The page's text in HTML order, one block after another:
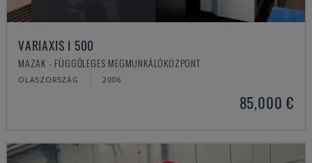
VARIAXIS I 500
MAZAK - FÜGGŐLEGES MEGMUNKÁLÓKÖZPONT
OLASZORSZÁG 2006
85,000 €